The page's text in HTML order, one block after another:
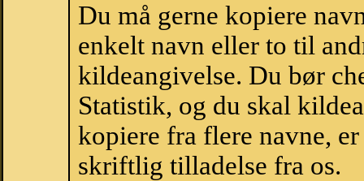
Du må gerne kopiere
enkelt navn eller to til
kildeangivelse. Du bør
Statistik, og du skal
kopiere fra flere navne,
skriftlig tilladelse fra os.